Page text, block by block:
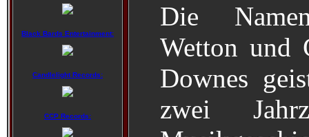
Black Bards Entertainment:
Candlelight Records:
CCP Records:
Die
Wetton und
Downes
zwei